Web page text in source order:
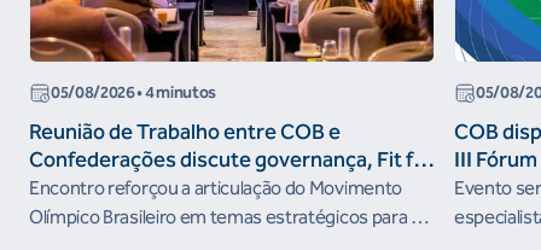
05/08/2026• 4 minutos
Reunião de Trabalho entre COB e
Confederações discute governança, Fit for
the Future e presença do Brasil em
organismos internacionais
Encontro reforçou a articulação do Movimento
Olímpico Brasileiro em temas estratégicos para os
05/08/
COB
III
Evento